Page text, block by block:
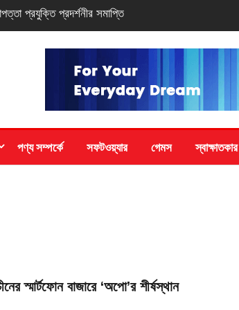
সিরিজ স্মার্টফোন
পণ্য সম্পর্কে সফটওয়্যার গেমস স্বাক্ষাতকার
স্মার্টফোন বাজারে ‘অপো’র শীর্ষস্থান